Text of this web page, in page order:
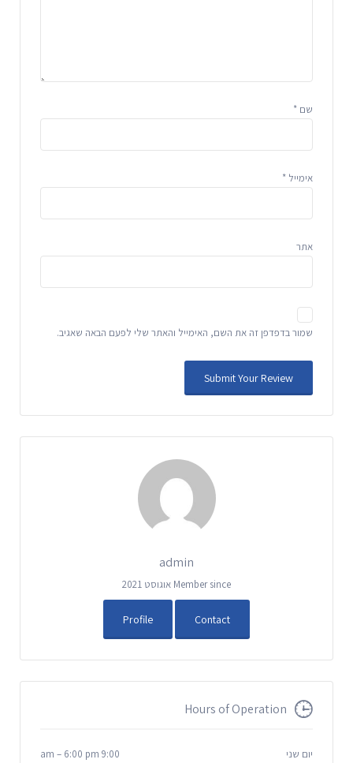
שם *
אימייל *
אתר
שמור בדפדפן זה את השם, האימייל והאתר שלי לפעם הבאה שאגיב.
admin
Member since אוגוסט 2021
Contact
Profile
Hours of Operation
יום שני 9:00 am
– 6:00 pm